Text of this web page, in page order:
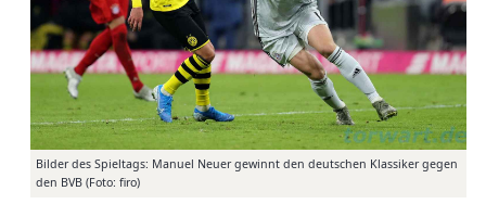
Bilder des Spieltags: Manuel Neuer gewinnt den deutschen Klassiker gegen
den BVB (Foto: firo)